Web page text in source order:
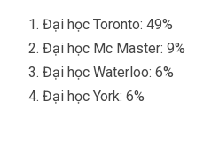
Đại học Toronto: 49%
Đại học Mc Master: 9%
Đại học Waterloo: 6%
Đại học York: 6%